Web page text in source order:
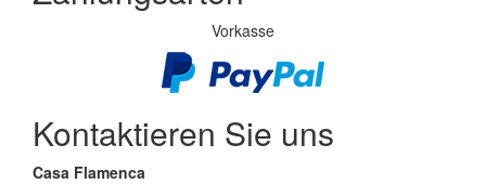
Vorkasse
Kontaktieren Sie uns
Casa Flamenca